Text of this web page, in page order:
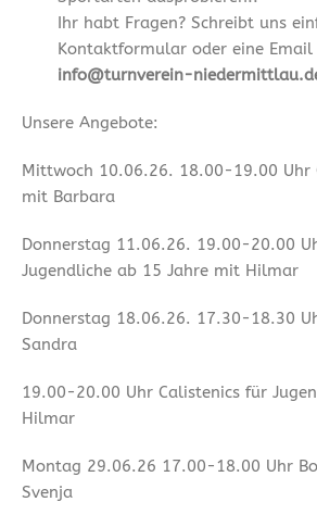
Ihr habt Fragen? Schreibt uns
Kontaktformular oder eine Email
info@turnverein-
Unsere Angebote:
Mittwoch 10.06.26. 18.00-19.00 Uhr
mit Barbara
Donnerstag 11.06.26. 19.00-20.00
Jugendliche ab 15 Jahre mit Hilmar
Donnerstag 18.06.26. 17.30-18.30
Sandra
19.00-20.00 Uhr Calistenics für
Hilmar
Montag 29.06.26 17.00-18.00 Uhr
Svenja